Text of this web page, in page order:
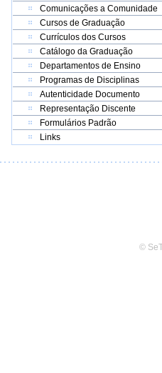
Comunicações a Comunidade
Cursos de Graduação
Currículos dos Cursos
Catálogo da Graduação
Departamentos de Ensino
Programas de Disciplinas
Autenticidade Documento
Representação Discente
Formulários Padrão
Links
©